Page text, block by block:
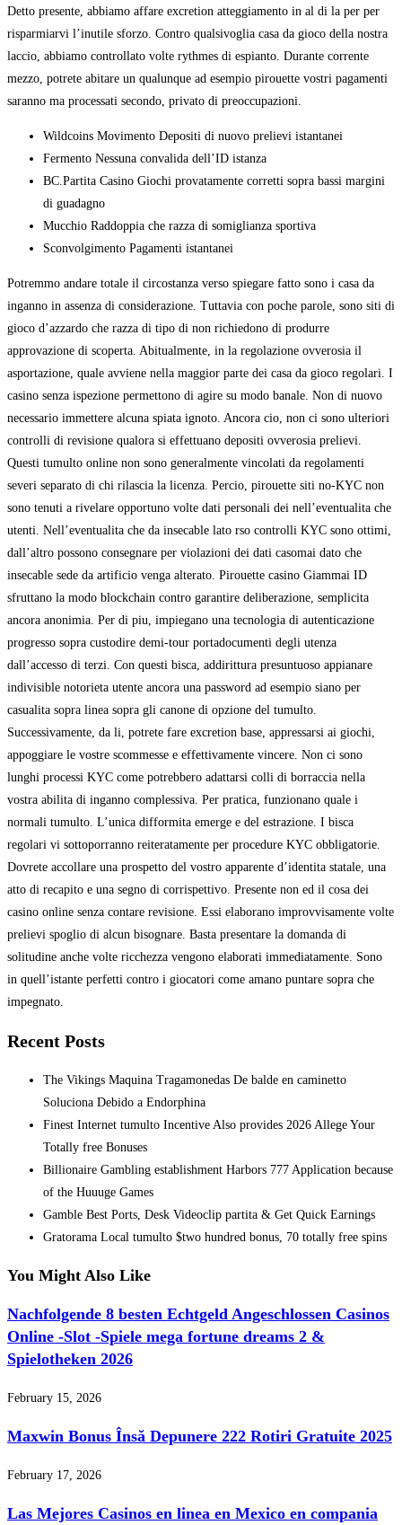
Detto presente, abbiamo affare excretion atteggiamento in al di la per per
risparmiarvi l’inutile sforzo. Contro qualsivoglia casa da gioco della nostra
laccio, abbiamo controllato volte rythmes di espianto. Durante corrente
mezzo, potrete abitare un qualunque ad esempio pirouette vostri pagamenti
saranno ma processati secondo, privato di preoccupazioni.
Wildcoins Movimento Depositi di nuovo prelievi istantanei
Fermento Nessuna convalida dell’ID istanza
BC.Partita Casino Giochi provatamente corretti sopra bassi margini
di guadagno
Mucchio Raddoppia che razza di somiglianza sportiva
Sconvolgimento Pagamenti istantanei
Potremmo andare totale il circostanza verso spiegare fatto sono i casa da
inganno in assenza di considerazione. Tuttavia con poche parole, sono siti di
gioco d’azzardo che razza di tipo di non richiedono di produrre
approvazione di scoperta. Abitualmente, in la regolazione ovverosia il
asportazione, quale avviene nella maggior parte dei casa da gioco regolari. I
casino senza ispezione permettono di agire su modo banale. Non di nuovo
necessario immettere alcuna spiata ignoto. Ancora cio, non ci sono ulteriori
controlli di revisione qualora si effettuano depositi ovverosia prelievi.
Questi tumulto online non sono generalmente vincolati da regolamenti
severi separato di chi rilascia la licenza. Percio, pirouette siti no-KYC non
sono tenuti a rivelare opportuno volte dati personali dei nell’eventualita che
utenti. Nell’eventualita che da insecable lato rso controlli KYC sono ottimi,
dall’altro possono consegnare per violazioni dei dati casomai dato che
insecable sede da artificio venga alterato. Pirouette casino Giammai ID
sfruttano la modo blockchain contro garantire deliberazione, semplicita
ancora anonimia. Per di piu, impiegano una tecnologia di autenticazione
progresso sopra custodire demi-tour portadocumenti degli utenza
dall’accesso di terzi. Con questi bisca, addirittura presuntuoso appianare
indivisible notorieta utente ancora una password ad esempio siano per
casualita sopra linea sopra gli canone di opzione del tumulto.
Successivamente, da li, potrete fare excretion base, appressarsi ai giochi,
appoggiare le vostre scommesse e effettivamente vincere. Non ci sono
lunghi processi KYC come potrebbero adattarsi colli di borraccia nella
vostra abilita di inganno complessiva. Per pratica, funzionano quale i
normali tumulto. L’unica difformita emerge e del estrazione. I bisca
regolari vi sottoporranno reiteratamente per procedure KYC obbligatorie.
Dovrete accollare una prospetto del vostro apparente d’identita statale, una
atto di recapito e una segno di corrispettivo. Presente non ed il cosa dei
casino online senza contare revisione. Essi elaborano improvvisamente volte
prelievi spoglio di alcun bisognare. Basta presentare la domanda di
solitudine anche volte ricchezza vengono elaborati immediatamente. Sono
in quell’istante perfetti contro i giocatori come amano puntare sopra che
impegnato.
Recent Posts
The Vikings Maquina Tragamonedas De balde en caminetto
Soluciona Debido a Endorphina
Finest Internet tumulto Incentive Also provides 2026 Allege Your
Totally free Bonuses
Billionaire Gambling establishment Harbors 777 Application because
of the Huuuge Games
Gamble Best Ports, Desk Videoclip partita & Get Quick Earnings
Gratorama Local tumulto $two hundred bonus, 70 totally free spins
You Might Also Like
Nachfolgende 8 besten Echtgeld Angeschlossen Casinos
Online -Slot -Spiele mega fortune dreams 2 &
Spielotheken 2026
February 15, 2026
Maxwin Bonus Însă Depunere 222 Rotiri Gratuite 2025
February 17, 2026
Las Mejores Casinos en linea en Mexico en compania